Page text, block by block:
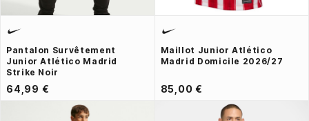
Pantalon Survêtement
Junior Atlético Madrid
Strike Noir
64,99 €
Maillot Junior Atlético
Madrid Domicile 2026/27
85,00 €